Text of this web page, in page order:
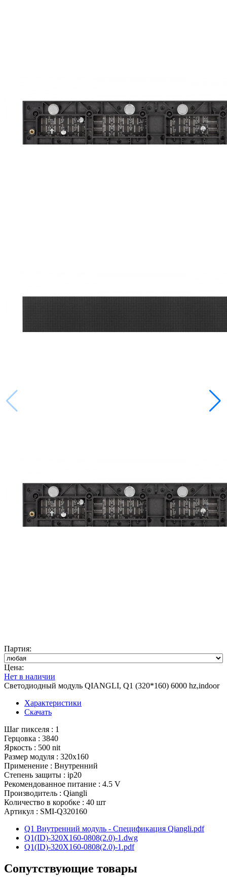
Партия:
Цена:
Нет в наличии
Светодиодный модуль QIANGLI, Q1 (320*160) 6000 hz,indoor
Характеристики
Скачать
Шаг пикселя : 1
Герцовка : 3840
Яркость : 500 nit
Размер модуля : 320x160
Применение : Внутренний
Степень защиты : ip20
Рекомендованное питание : 4.5 V
Производитель : Qiangli
Количество в коробке : 40 шт
Артикул : SMI-Q320160
Q1 Внутренний модуль - Спецификация Qiangli.pdf
Q1(ID)-320X160-0808(2.0)-1.dwg
Q1(ID)-320X160-0808(2.0)-1.pdf
Сопутствующие товары